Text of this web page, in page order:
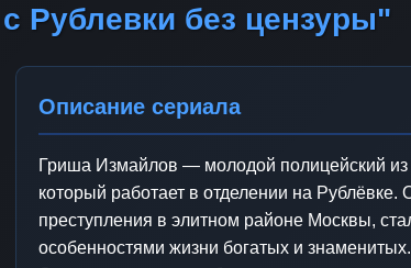
Рублевки без цензуры"
Описание сериала
Гриша Измайлов — молодой полицейский из
который работает в отделении на Рублёвке.
преступления в элитном районе Москвы,
особенностями жизни богатых и знаменитых.